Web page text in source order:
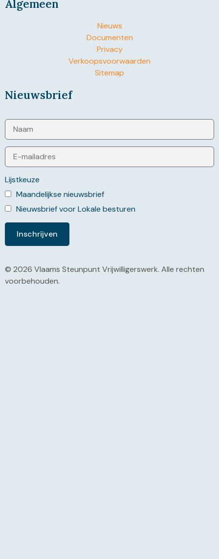
Algemeen
Nieuws
Documenten
Privacy
Verkoopsvoorwaarden
Sitemap
Nieuwsbrief
Lijstkeuze
Maandelijkse nieuwsbrief
Nieuwsbrief voor Lokale besturen
© 2026 Vlaams Steunpunt Vrijwilligerswerk. Alle rechten
voorbehouden.